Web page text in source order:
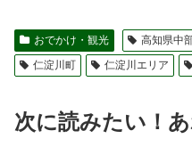
おでかけ・観光 高知県中
仁淀川町
仁淀川エリア
次に読みたい！